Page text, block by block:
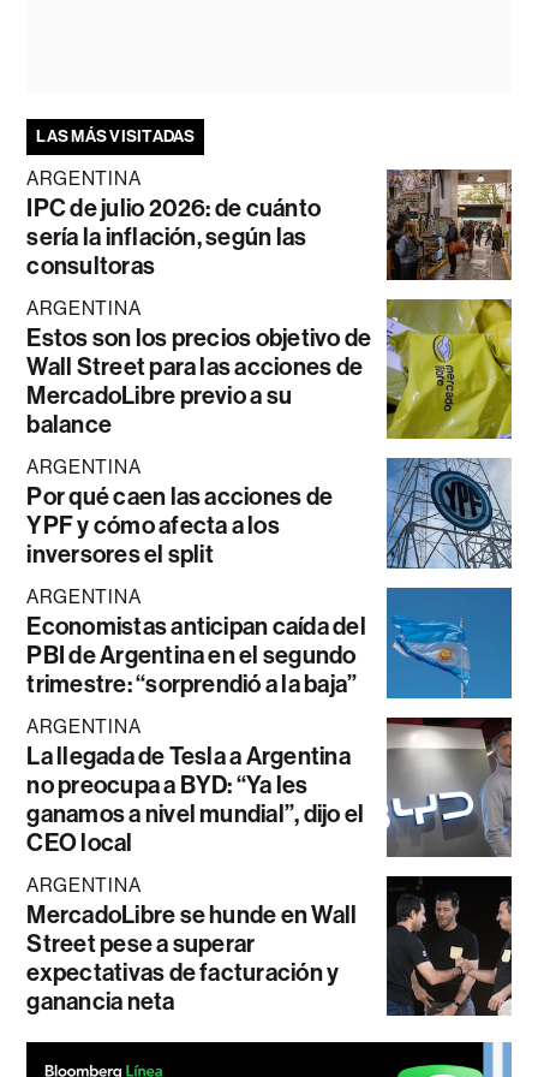
LAS MÁS VISITADAS
ARGENTINA
IPC de julio 2026: de cuánto
sería la inflación, según las
consultoras
ARGENTINA
Estos son los precios objetivo de
Wall Street para las acciones de
MercadoLibre previo a su
balance
ARGENTINA
Por qué caen las acciones de
YPF y cómo afecta a los
inversores el split
ARGENTINA
Economistas anticipan caída del
PBI de Argentina en el segundo
trimestre: “sorprendió a la baja”
ARGENTINA
La llegada de Tesla a Argentina
no preocupa a BYD: “Ya les
ganamos a nivel mundial”, dijo el
CEO local
ARGENTINA
MercadoLibre se hunde en Wall
Street pese a superar
expectativas de facturación y
ganancia neta